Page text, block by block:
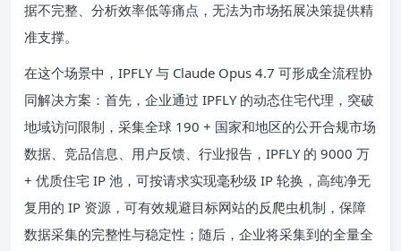
据不完整、分析效率低等痛点，无法为市场拓展决策提供精
准支撑。
在这个场景中，IPFLY 与 Claude Opus 4.7 可形成全流程协
同解决方案：首先，企业通过 IPFLY 的动态住宅代理，突破
地域访问限制，采集全球 190 + 国家和地区的公开合规市场
数据、竞品信息、用户反馈、行业报告，IPFLY 的 9000 万
+ 优质住宅 IP 池，可按请求实现毫秒级 IP 轮换，高纯净无
复用的 IP 资源，可有效规避目标网站的反爬虫机制，保障
数据采集的完整性与稳定性；随后，企业将采集到的全量全